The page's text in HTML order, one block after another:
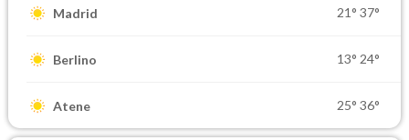
Madrid 21° 37°
Berlino 13° 24°
Atene 25° 36°